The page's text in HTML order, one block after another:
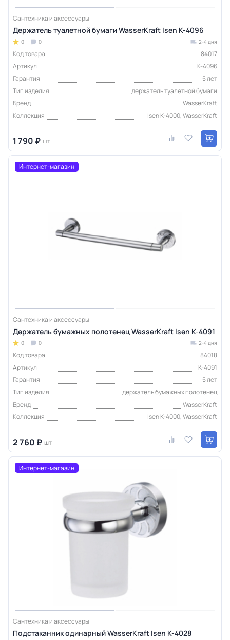
Сантехника и аксессуары
Держатель туалетной бумаги WasserKraft Isen K-4096
0 0 2-4 дня
Код товара
84017
Артикул
K-4096
Гарантия
5 лет
Тип изделия
держатель туалетной бумаги
Бренд
WasserKraft
Коллекция
Isen K-4000, WasserKraft
1 790 ₽ шт
Интернет-магазин
Сантехника и аксессуары
Держатель бумажных полотенец WasserKraft Isen K-4091
0 0 2-4 дня
Код товара
84018
Артикул
K-4091
Гарантия
5 лет
Тип изделия
держатель бумажных полотенец
Бренд
WasserKraft
Коллекция
Isen K-4000, WasserKraft
2 760 ₽ шт
Интернет-магазин
Сантехника и аксессуары
Подстаканник одинарный WasserKraft Isen K-4028